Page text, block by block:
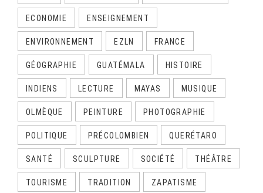
ECONOMIE ENSEIGNEMENT
ENVIRONNEMENT EZLN FRANCE
GÉOGRAPHIE GUATÉMALA HISTOIRE
INDIENS LECTURE MAYAS MUSIQUE
OLMÈQUE PEINTURE PHOTOGRAPHIE
POLITIQUE PRÉCOLOMBIEN QUERÉTARO
SANTÉ SCULPTURE SOCIÉTÉ THÉÂTRE
TOURISME TRADITION ZAPATISME